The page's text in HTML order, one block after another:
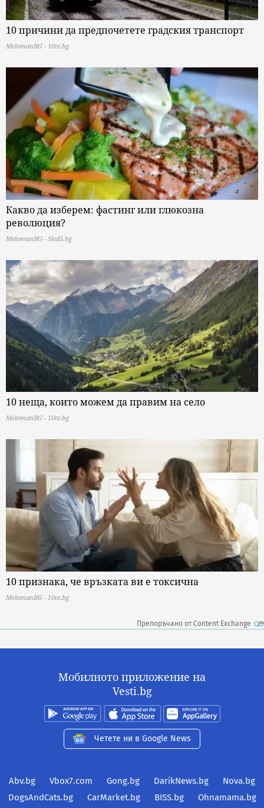
10 причини да предпочетете градския транспорт
MelomanBG - 10te.bg
Какво да изберем: фастинг или глюкозна
революция?
MelomanBG - Sled5.bg
10 неща, които можем да правим на село
MelomanBG - 10te.bg
10 признака, че връзката ви е токсична
MelomanBG - 10te.bg
Препоръчано от Content Exchange
Мобилното приложение на
Vesti.bg
Четете ни в Google News
Abv.bg Vbox7.com Gong.bg DarikNews.bg
Nova.bg
DogsAndCats.bg
CarMarket.bg BISS.bg Ohnamama.bg